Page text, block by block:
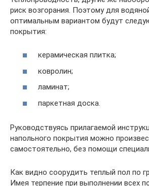
риск возгорания. Поэтому для
оптимальным вариантом будут
покрытия:
керамическая плитка;
ковролин;
ламинат;
паркетная доска.
Руководствуясь прилагаемой
напольного покрытия можно
самостоятельно, без помощи
Как видно соорудить теплый пол по
Имея терпение при выполнении всех